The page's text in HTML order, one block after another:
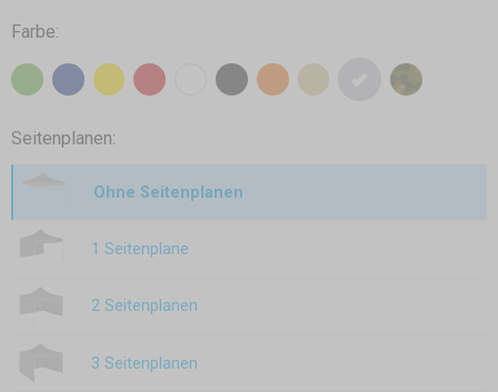
Farbe:
Seitenplanen:
Ohne Seitenplanen
1 Seitenplane
2 Seitenplanen
3 Seitenplanen